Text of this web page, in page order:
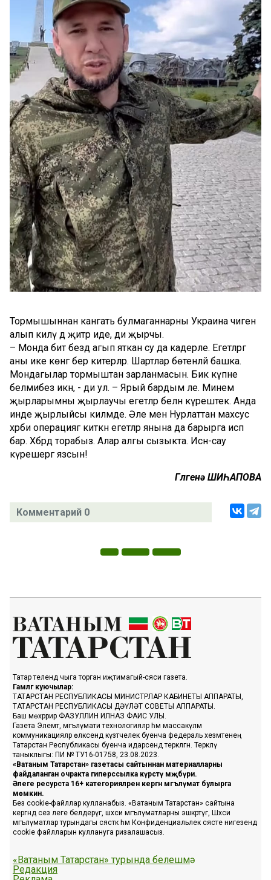
Тормышыннан канәгать булмаганнарны Украина чигенә
алып килү дә җитәр иде, ди җырчы.
– Монда бит бездә агып яткан су да кадерле. Егетләргә
аны ике көнгә бер китерәләр. Шартлар бөтенләй башка.
Мондагылар тормыштан зарланмасын. Бик күпне
белмибез икән, - ди ул. – Ярый бардым әле. Минем
җырларымны җырлаучы егетләр белән күрештек. Анда
инде җырлыйсы килмәде. Әле менә Нурлаттан махсус
хәрби операциягә киткән егетләр янына да барырга исәп
бар. Хәбәрдә торабыз. Алар алгы сызыкта. Исән-сау
күрешергә язсын!
Гөлгенә ШИҺАПОВА
Комментарий 0
Татар телендә чыга торган иҗтимагый-сәяси газета.
Гамәлгә куючылар:
ТАТАРСТАН РЕСПУБЛИКАСЫ МИНИСТРЛАР КАБИНЕТЫ АППАРАТЫ,
ТАТАРСТАН РЕСПУБЛИКАСЫ ДӘҮЛӘТ СОВЕТЫ АППАРАТЫ.
Баш мөхәррир ФАЗУЛЛИН ИЛНАЗ ФАИС УЛЫ.
Газета Элемтә, мәгълүмати технологияләр һәм массакүләм
коммуникацияләр өлкәсендә күзәтчелек буенча федераль хезмәтенең
Татарстан Республикасы буенча идарәсендә теркәлгән. Теркәлү
таныклыгы: ПИ № ТУ16-01758, 23.08.2023.
«Ватаным Татарстан» газетасы сайтыннан материалларны
файдаланган очракта гиперссылка күрсәтү мәҗбүри.
Әлеге ресурста 16+ категорияләренә кергән мәгълүмат булырга
мөмкин.
Без cookie-файллар кулланабыз. «Ватаным Татарстан» сайтына
кергәндә сез әлеге белдерүгә, шәхси мәгълүматларны эшкәртүгә, Шәхси
мәгълүматлар турындагы сәясәткә һәм Конфиденциальлек сәясәте нигезендә
cookie файлларын куллануга ризалашасыз.
«Ватаным Татарстан» турында белешмә
Редакция